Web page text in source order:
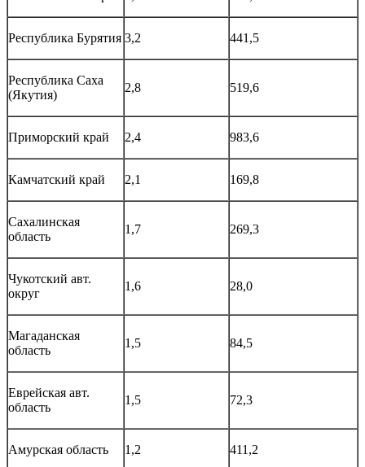
Республика Бурятия 3,2 441,5
Республика Саха
(Якутия)
2,8 519,6
Приморский край 2,4 983,6
Камчатский край 2,1 169,8
Сахалинская
область
1,7 269,3
Чукотский авт.
округ
1,6 28,0
Магаданская
область
1,5 84,5
Еврейская авт.
область
1,5 72,3
Амурская область 1,2 411,2